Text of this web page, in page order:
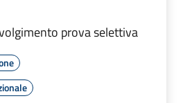
prova selettiva